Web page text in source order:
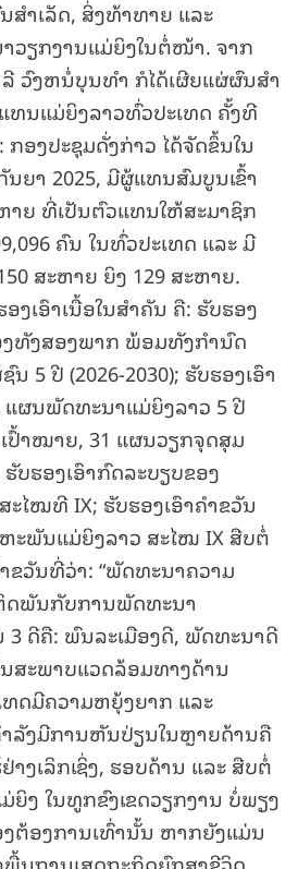
ສໍາເລັດ, ສິ່ງທ້າທາຍ ແລະ
ຽກງານແມ່ຍິງໃນຕໍ່ໜ້າ. ຈາກ
ວົງຫນໍ່ບຸນທຳ ກໍໄດ້ເຜີຍແຜ່ຜົນສໍາ
ທນແມ່ຍິງລາວທົ່ວປະເທດ ຄັ້ງທີ
ອງປະຊຸມດັ່ງກ່າວ ໄດ້ຈັດຂຶ້ນໃນ
ຍາ 2025, ມີຜູ້ແທນສົມບູນເຂົ້າ
າຍ ທີ່ເປັນຕົວແທນໃຫ້ສະມາຊິກ
ຄົນ ໃນທົ່ວປະເທດ ແລະ ມີ
ສະຫາຍ ຍິງ 129 ສະຫາຍ.
ງເອົາເນື້ອໃນສໍາຄັນ ຄື: ຮັບຮອງ
ງທັງສອງພາກ ພ້ອມທັງກໍານົດ
5 ປີ (2026-2030); ຮັບຮອງເອົາ
ແຜນພັດທະນາແມ່ຍິງລາວ 5 ປີ
ເປົ້າໝາຍ, 31 ແຜນວຽກຈຸດສຸມ
ບຮອງເອົາກົດລະບຽບຂອງ
ໄໝທີ IX; ຮັບຮອງເອົາຄໍາຂວັນ
ະພັນແມ່ຍິງລາວ ສະໄໝ IX ສືບຕໍ່
ຂວັນທີ່ວ່າ: “ພັດທະນາຄວາມ
ດພັນກັບການພັດທະນາ
3 ດີຄື: ພົນລະເມືອງດີ, ພັດທະນາດີ
ນສະພາບແວດລ້ອມທາງດ້ານ
ທດມີຄວາມຫຍຸ້ງຍາກ ແລະ
ລັງມີການຫັນປ່ຽນໃນຫຼາຍດ້ານຄື
ງເລິກເຊິ່ງ, ຮອບດ້ານ ແລະ ສືບຕໍ່
ຍິງ ໃນທູກຂົງເຂດວຽກງານ ບໍ່ພຽງ
ຕ້ອງການເທົ່ານັ້ນ ຫາກຍັງແມ່ນ